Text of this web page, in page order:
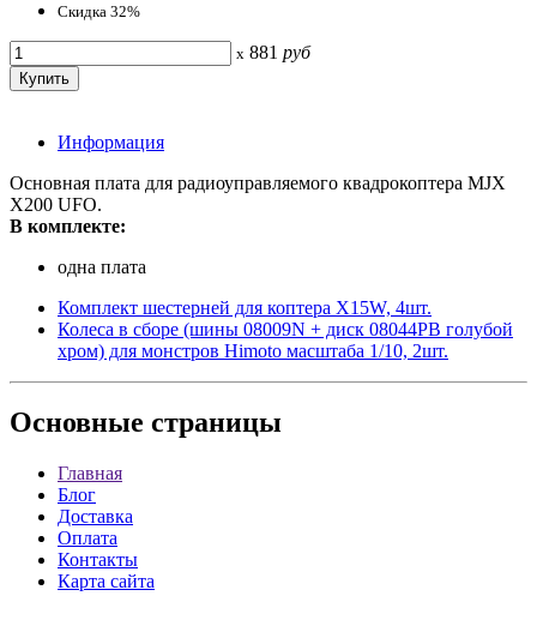
Скидка 32%
x 881 руб
Информация
Основная плата для радиоуправляемого квадрокоптера MJX
Х200 UFO.
В комплекте:
одна плата
Комплект шестерней для коптера X15W, 4шт.
Колеса в сборе (шины 08009N + диск 08044PB голубой
хром) для монстров Himoto масштаба 1/10, 2шт.
Основные страницы
Главная
Блог
Доставка
Оплата
Контакты
Карта сайта